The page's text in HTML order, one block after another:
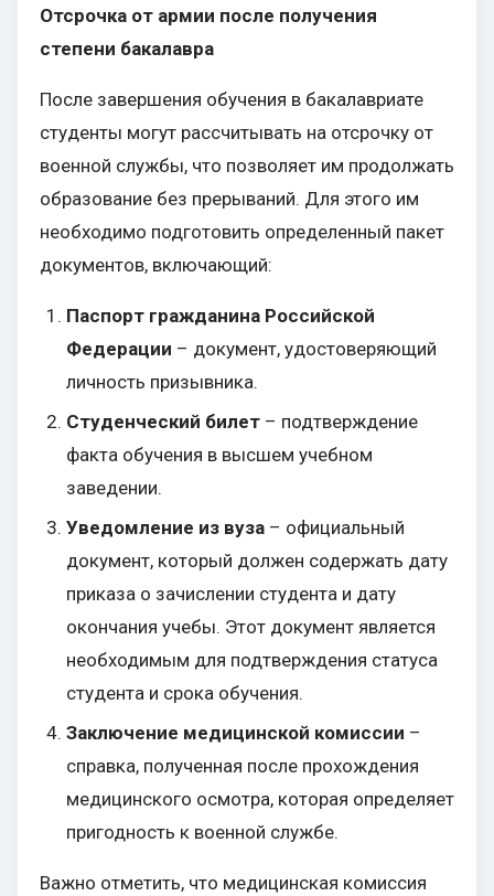
Отсрочка от армии после получения
степени бакалавра
После завершения обучения в бакалавриате
студенты могут рассчитывать на отсрочку от
военной службы, что позволяет им продолжать
образование без прерываний. Для этого им
необходимо подготовить определенный пакет
документов, включающий:
Паспорт гражданина Российской
Федерации – документ, удостоверяющий
личность призывника.
Студенческий билет – подтверждение
факта обучения в высшем учебном
заведении.
Уведомление из вуза – официальный
документ, который должен содержать дату
приказа о зачислении студента и дату
окончания учебы. Этот документ является
необходимым для подтверждения статуса
студента и срока обучения.
Заключение медицинской комиссии –
справка, полученная после прохождения
медицинского осмотра, которая определяет
пригодность к военной службе.
Важно отметить, что медицинская комиссия